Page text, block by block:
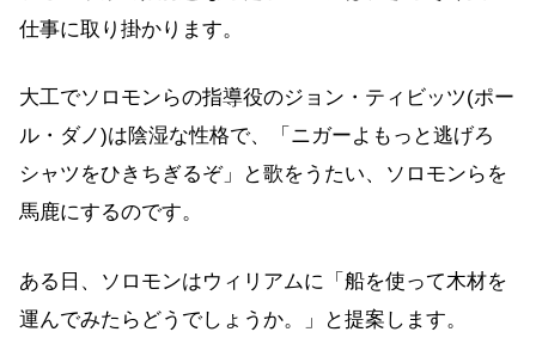
仕事に取り掛かります。
大工でソロモンらの指導役のジョン・ティビッツ(ポー
ル・ダノ)は陰湿な性格で、「ニガーよもっと逃げろ
シャツをひきちぎるぞ」と歌をうたい、ソロモンらを
馬鹿にするのです。
ある日、ソロモンはウィリアムに「船を使って木材を
運んでみたらどうでしょうか。」と提案します。